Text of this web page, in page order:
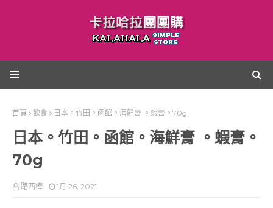
首頁 飲食 日本。竹田。函館。海鮮膏 。蝦膏。70g
日本。竹田。函館。海鮮膏 。蝦膏。
70g
路西樺 1月 26, 2021